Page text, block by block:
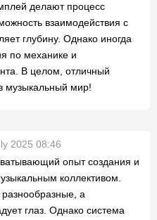
делают процесс
взаимодействия с
глубину. Однако иногда
по механике и
В целом, отличный
музыкальный мир!
2025 08:46
опыт создания и
коллективом.
а
глаз. Однако система